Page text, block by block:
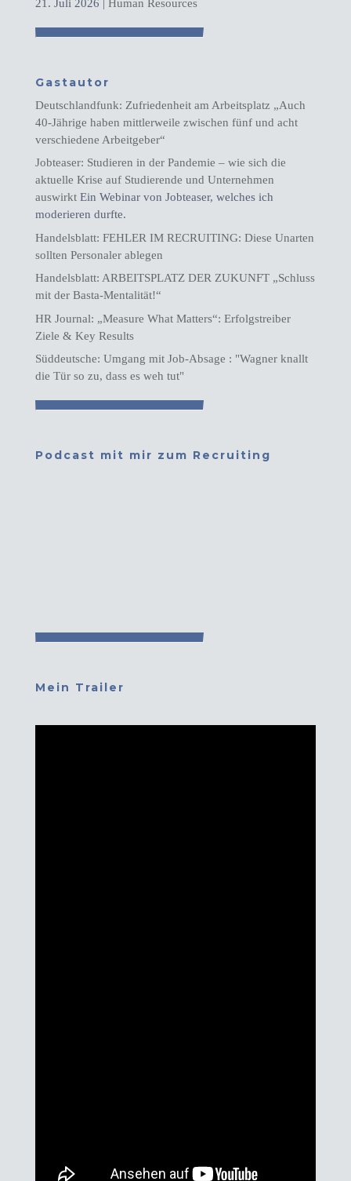
21. Juli 2026 Human Resources
Gastautor
Deutschlandfunk: Zufriedenheit am Arbeitsplatz „Auch
40-Jährige haben mittlerweile zwischen fünf und acht
verschiedene Arbeitgeber“
Jobteaser: Studieren in der Pandemie – wie sich die
aktuelle Krise auf Studierende und Unternehmen
auswirktEin Webinar von Jobteaser, welches ich
moderieren durfte.
Handelsblatt: FEHLER IM RECRUITING: Diese Unarten
sollten Personaler ablegen
Handelsblatt: ARBEITSPLATZ DER ZUKUNFT „Schluss
mit der Basta-Mentalität!“
HR Journal: „Measure What Matters“: Erfolgstreiber
Ziele & Key Results
Süddeutsche: Umgang mit Job-Absage : "Wagner knallt
die Tür so zu, dass es weh tut"
Podcast mit mir zum Recruiting
Mein Trailer